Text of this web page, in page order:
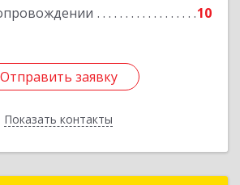
10
Отправить заявку
Показать контакты
Отправить заявку
Назад